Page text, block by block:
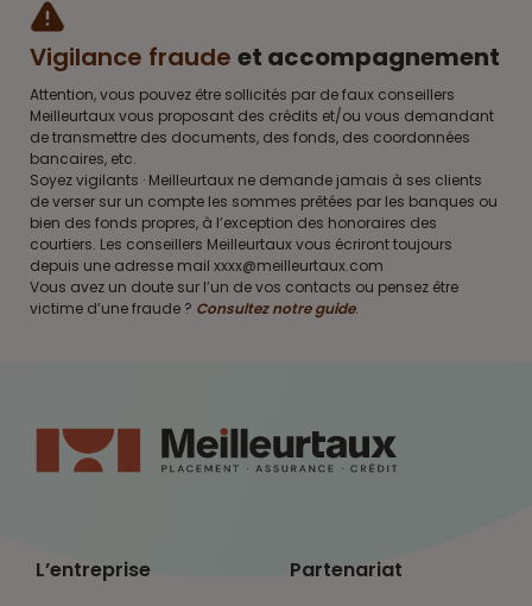
Vigilance fraude et accompagnement
Attention, vous pouvez être sollicités par de faux conseillers
Meilleurtaux vous proposant des crédits et/ou vous demandant
de transmettre des documents, des fonds, des coordonnées
bancaires, etc.
Soyez vigilants · Meilleurtaux ne demande jamais à ses clients
de verser sur un compte les sommes prêtées par les banques ou
bien des fonds propres, à l’exception des honoraires des
courtiers. Les conseillers Meilleurtaux vous écriront toujours
depuis une adresse mail xxxx@meilleurtaux.com
Vous avez un doute sur l’un de vos contacts ou pensez être
victime d’une fraude ? Consultez notre guide.
L’entreprise Partenariat